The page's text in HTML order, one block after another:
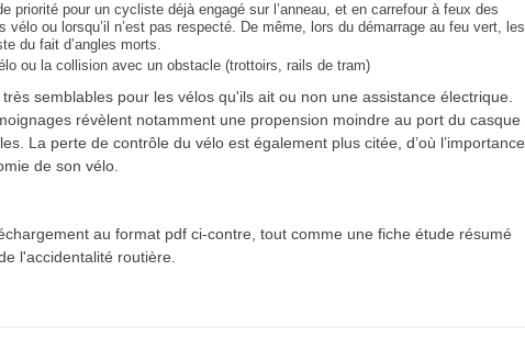
priorité pour un cycliste déjà engagé sur l’anneau, et en carrefour à feux des
vélo ou lorsqu’il n’est pas respecté. De même, lors du démarrage au feu vert, les
du fait d’angles morts.
ou la collision avec un obstacle (trottoirs, rails de tram)
semblables pour les vélos qu'ils ait ou non une assistance électrique.
révèlent notamment une propension moindre au port du casque
La perte de contrôle du vélo est également plus citée, d’où l’importance
de son vélo.
au format pdf ci-contre, tout comme une fiche étude résumé
l'accidentalité routière.